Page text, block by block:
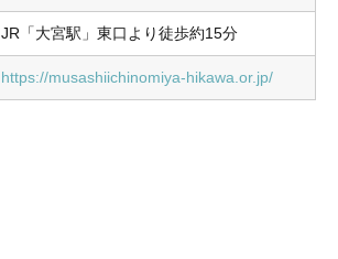
JR「大宮駅」東口より徒歩約15分
https://musashiichinomiya-hikawa.or.jp/